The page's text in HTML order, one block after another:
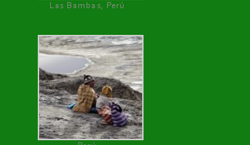
Las Bambas, Perú